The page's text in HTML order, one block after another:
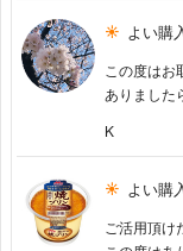
よい購
この度は
ありました
K
よい購
ご活用頂け